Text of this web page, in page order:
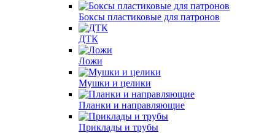
Боксы пластиковые для патронов
ДТК
Ложи
Мушки и целики
Планки и направляющие
Приклады и трубы